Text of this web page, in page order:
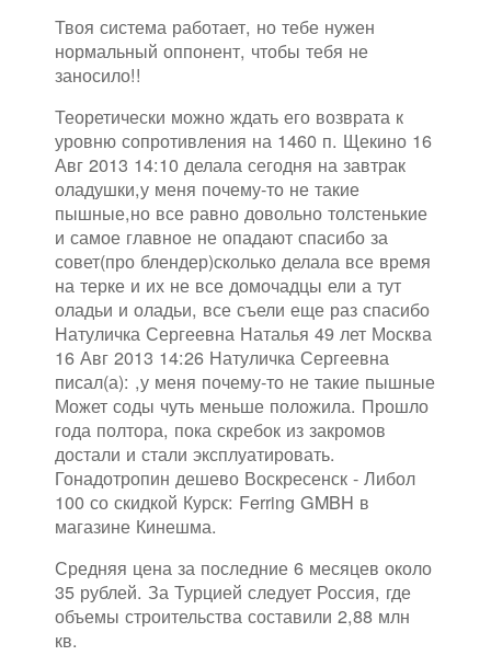
Твоя система работает, но тебе нужен
нормальный оппонент, чтобы тебя не
заносило!!
Теоретически можно ждать его возврата к
уровню сопротивления на 1460 п. Щекино 16
Авг 2013 14:10 делала сегодня на завтрак
оладушки,у меня почему-то не такие
пышные,но все равно довольно толстенькие
и самое главное не опадают спасибо за
совет(про блендер)сколько делала все время
на терке и их не все домочадцы ели а тут
оладьи и оладьи, все съели еще раз спасибо
Натуличка Сергеевна Наталья 49 лет Москва
16 Авг 2013 14:26 Натуличка Сергеевна
писал(а): ,у меня почему-то не такие пышные
Может соды чуть меньше положила. Прошло
года полтора, пока скребок из закромов
достали и стали эксплуатировать.
Гонадотропин дешево Воскресенск - Либол
100 со скидкой Курск: Ferring GMBH в
магазине Кинешма.
Средняя цена за последние 6 месяцев около
35 рублей. За Турцией следует Россия, где
объемы строительства составили 2,88 млн
кв.